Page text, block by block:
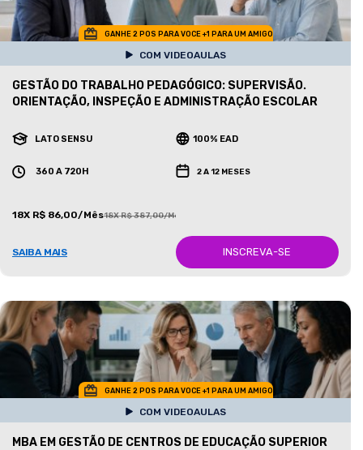
GANHE 2 POS PARA VOCE +1 PARA UM AMIGO
COM VIDEOAULAS
GESTÃO DO TRABALHO PEDAGÓGICO: SUPERVISÃO.
ORIENTAÇÃO, INSPEÇÃO E ADMINISTRAÇÃO ESCOLAR
LATO SENSU 100% EAD
360 A 720H 2 A 12 MESES
18X R$ 86,00/Mês18X R$ 387,00/Mês
SAIBA MAIS INSCREVA-SE
GANHE 2 POS PARA VOCE +1 PARA UM AMIGO
COM VIDEOAULAS
MBA EM GESTÃO DE CENTROS DE EDUCAÇÃO SUPERIOR